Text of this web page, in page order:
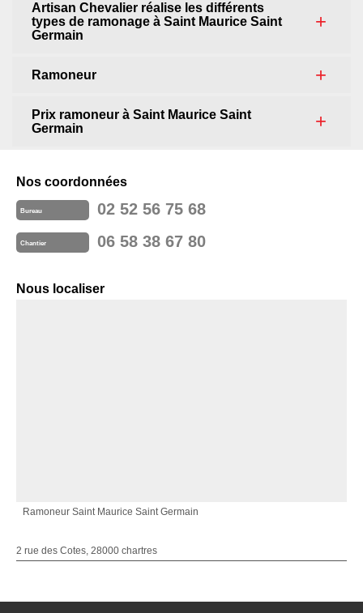
Artisan Chevalier réalise les différents
types de ramonage à Saint Maurice Saint
Germain
Ramoneur
Prix ramoneur à Saint Maurice Saint
Germain
Nos coordonnées
Bureau 02 52 56 75 68
Chantier 06 58 38 67 80
Nous localiser
Ramoneur Saint Maurice Saint Germain
2 rue des Cotes, 28000 chartres